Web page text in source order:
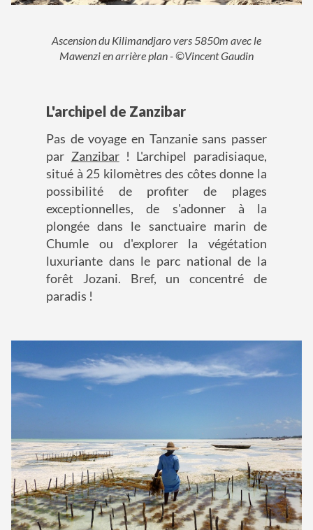
Ascension du Kilimandjaro vers 5850m avec le
Mawenzi en arrière plan - ©Vincent Gaudin
L'archipel de Zanzibar
Pas de voyage en Tanzanie sans passer
par Zanzibar! L'archipel paradisiaque,
situé à 25 kilomètres des côtes donne la
possibilité de profiter de plages
exceptionnelles, de s'adonner à la
plongée dans le sanctuaire marin de
Chumle ou d'explorer la végétation
luxuriante dans le parc national de la
forêt Jozani. Bref, un concentré de
paradis !